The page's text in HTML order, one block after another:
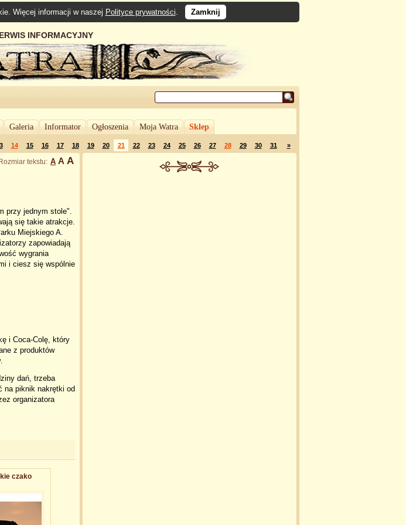
Więcej informacji w naszej Polityce prywatności. Zamknij
INFORMACYJNY
Galeria Informator Ogłoszenia Moja Watra Sklep
14 15 16 17 18 19 20 21 22 23 24 25 26 27 28 29 30 31 »
Rozmiar tekstu: A A A
przy jednym stole".
się takie atrakcje.
Miejskiego A.
zapowiadają
wygrania
i ciesz się wspólnie
i Coca-Colę, który
z produktów
dań, trzeba
na piknik nakrętki od
organizatora
czako